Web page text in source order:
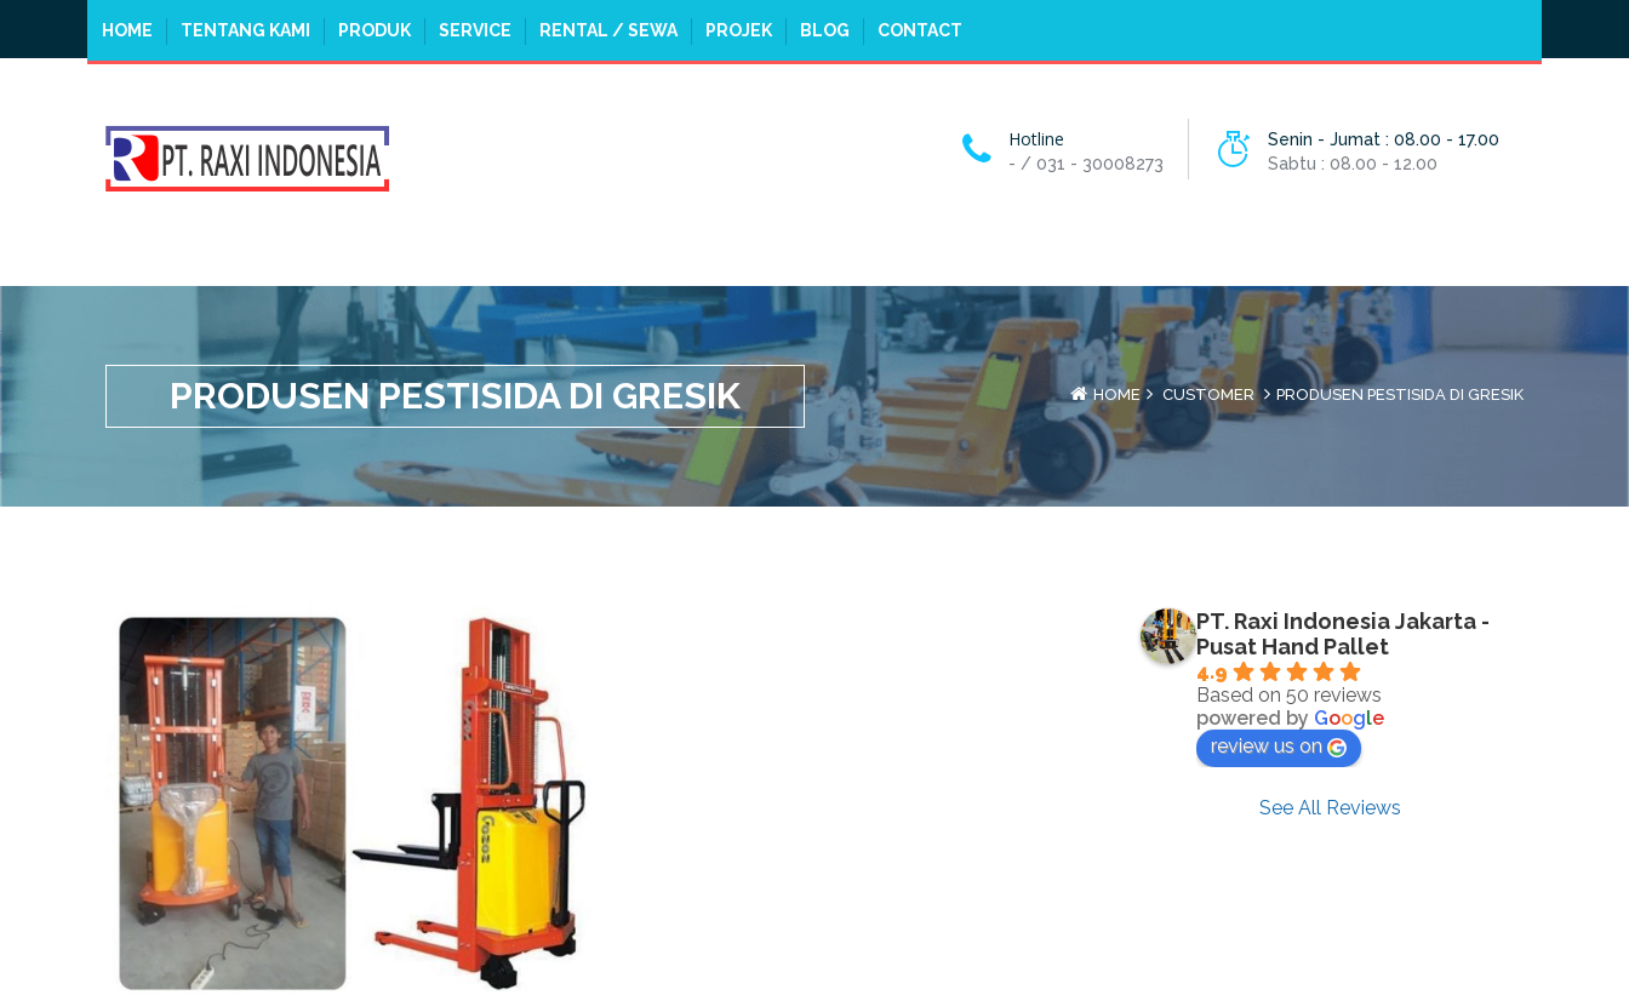
Senin - Jumat : 08.00 - 17.00
Sabtu : 08.00 - 12.00
Hotline
- / 031 - 30008273
HOME TENTANG KAMI PRODUK SERVICE RENTAL / SEWA PROJEK BLOG CONTACT
PRODUSEN PESTISIDA DI GRESIK HOME CUSTOMER PRODUSEN PESTISIDA DI GRESIK
PT. Raxi Indonesia Jakarta -
Pusat Hand Pallet
4.9
Based on 50 reviews
powered by Google
review us on
See All Reviews